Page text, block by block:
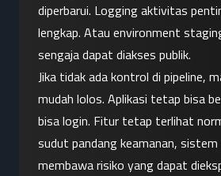
diperbarui. Logging aktivitas
lengkap. Atau environment
sengaja dapat diakses publik.
Jika tidak ada kontrol di pipeline,
mudah lolos. Aplikasi tetap bisa
bisa login. Fitur tetap terlihat
sudut pandang keamanan,
membawa risiko yang dapat